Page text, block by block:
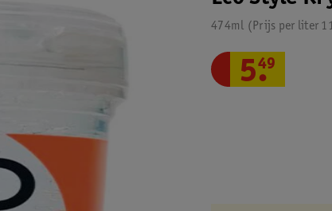
474ml Prijs per liter
5.
49